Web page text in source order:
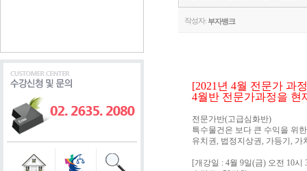
작성자: 부자뱅크
[2021년 4월 전문가 과
4월반 전문가과정을 현
전문가반(고급심화반)
특수물건은 보다 큰 수익을 위
유치권, 법정지상권, 가등기,
[개강일 : 4월 9일(금) 오전 10시